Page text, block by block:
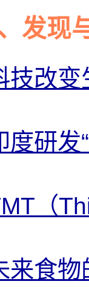
发现
技改变
度研发
（
来食物